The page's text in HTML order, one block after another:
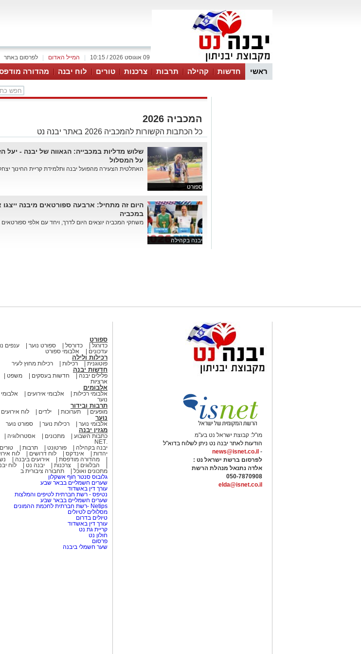
לפרסום באתר המייל האדום 09 אוגוסט 2026 / 10:15
ראשי חדשות קהילה תרבות צרכנות טורים לוח יבנה מהדורה
המכביה 2026
כל הכתבות הקשורות להמכביה 2026 באתר יבנה נט
ספורט
שלוש מדליות במכבייה: הגאווה של יבנה - יעל
על המסלול
האתלטית הצעירה מהפועל יבנה ותלמידת קריית החינוך יצחק
יבנה בקהילה
היום זה מתחיל: ארבעה ספורטאים מיבנה
במכביה
משחקי המכביה יוצאים היום לדרך, ויחד עם אלפי ספורטאים
מו"ל: קבוצת ישראל נט בע"מ
הודעות לאתר יבנה נט ניתן לשלוח בדוא"ל
-
news@isnet.co.il
לפרסום ברשת ישראל נט :
אלדה נתנאל מנהלת הרשת
050-7870908
elda@isnet.co.il
ספורט
כדורגל כדורסל ספורט נוער ענפים
עדכונים
אלבומי ספורט
רכילות ולילה
פוטוגנית רכילות רכילות מחוץ לעיר
חדשות יבנה
פלילים יבנה חדשות בעסקים משפט
ארציות
אלבומים
אלבומי רכילות אלבומי אירועים
נוער
תרבות ובידור
מופעים תערוכות ילדים לוח אירועים
נוער
אלבומי נוער רכילות נוער ספורט נוער
מגזין יבנה
כתבות השבוע מתכונים אסטרולוגיה
.NET
יבנה בקהילה
פורטונט תרבות טורים
יהדות
אינדקס לוח דרושים לוח
מהדורה מודפסת
אירועים ביבנה
הבלוגים
צרכנות יבנה נט לוח
מתכונים ואוכל
תחבורה ציבורית ב
גלובוס סנטר חוף אשקלון
שערים חשמליים בבאר שבע
עורך דין באשדוד
נטיפס - רשת חברתית לטיפים והמלצות
שערים חשמליים בבאר שבע
Netips -רשת חברתית לחכמת ההמונים
מסלולים לטיולים
טיולים בדרום
עורך דין באשדוד
קריית גת נט
חולון נט
פרסום
שער חשמלי ביבנה